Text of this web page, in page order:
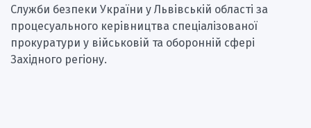
Служби безпеки України у Львівській області за
процесуального керівництва спеціалізованої
прокуратури у військовій та оборонній сфері
Західного регіону.